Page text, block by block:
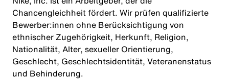
Chancengleichheit fördert. Wir prüfen qualifizierte
Bewerber:innen ohne Berücksichtigung von
ethnischer Zugehörigkeit, Herkunft, Religion,
Nationalität, Alter, sexueller Orientierung,
Geschlecht, Geschlechtsidentität, Veteranenstatus
und Behinderung.